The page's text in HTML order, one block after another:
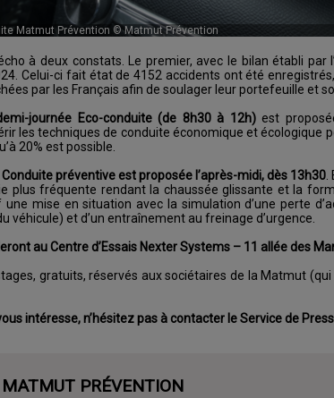
Matmut Prévention © Matmut Prévention
à deux constats. Le premier, avec le bilan établi par
Celui-ci fait état de 4152 accidents ont été
par les Français afin de soulager leur portefeuille et
journée Eco-conduite (de 8h30 à 12h)est
les techniques de conduite économique et
20% est possible.
Conduite préventive est proposée l’après-midi, dès 13h30.
plus fréquente rendant la chaussée glissante et la
mise en situation avec la simulation d’une perte
véhicule) et d’un entraînement au freinage d’urgence.
au Centre d’Essais Nexter Systems – 11 allée des
gratuits, réservés aux sociétaires de la Matmut
intéresse, n’hésitez pas à contacter le Service de
PRÉVENTION